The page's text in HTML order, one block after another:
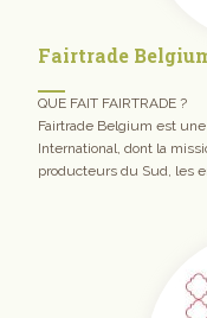
Fairtrade
QUE FAIT FAIRTRADE ?
Fairtrade Belgium est une
International, dont la
producteurs du Sud, les